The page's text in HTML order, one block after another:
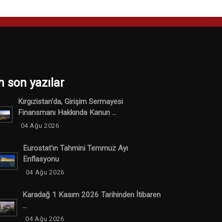
son yazılar
Kırgızistan'da, Girişim Sermayesi
Finansmanı Hakkında Kanun ...
04 Ağu 2026
Eurostat'ın Tahmini Temmuz Ayı
Enflasyonu
04 Ağu 2026
Karadağ 1 Kasım 2026 Tarihinden İtibaren
...
04 Ağu 2026